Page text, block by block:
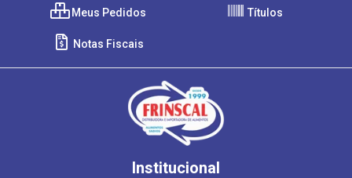
Meus Pedidos Títulos
Notas Fiscais
Institucional